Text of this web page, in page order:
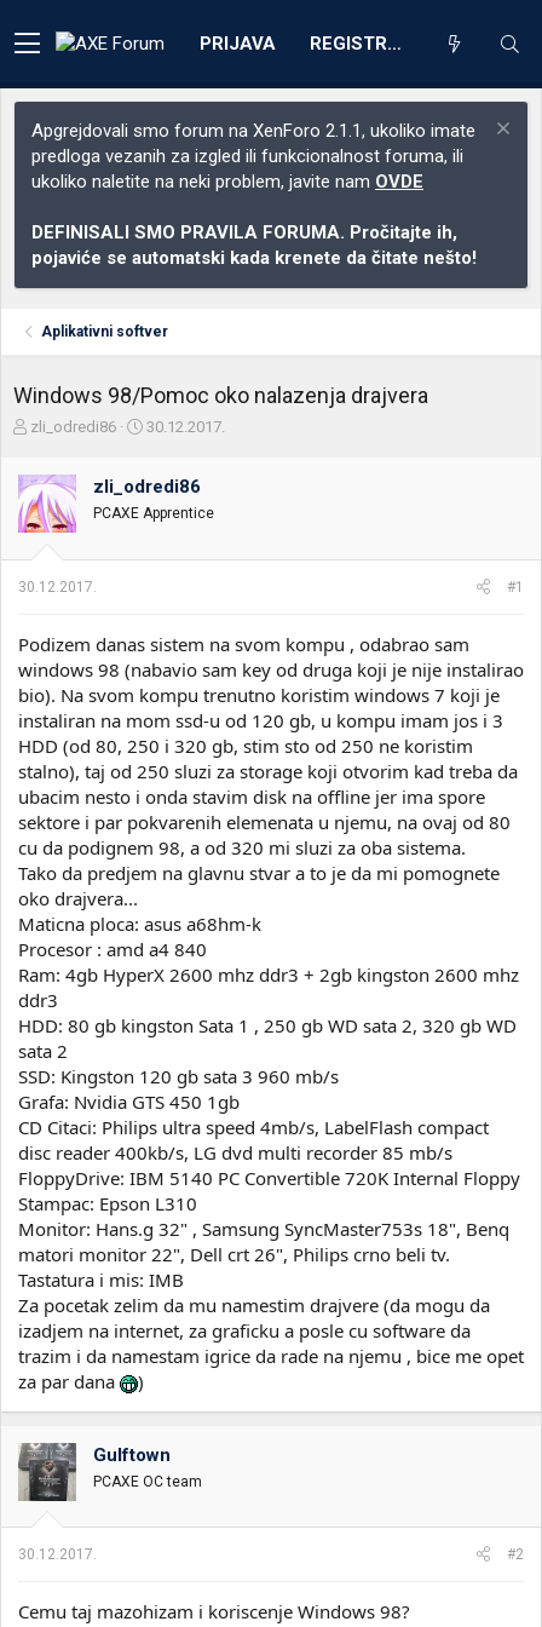
PRIJAVA REGISTRACIJA
Apgrejdovali smo forum na XenForo 2.1.1, ukoliko imate
predloga vezanih za izgled ili funkcionalnost foruma, ili
ukoliko naletite na neki problem, javite nam OVDE
DEFINISALI SMO PRAVILA FORUMA. Pročitajte ih,
pojaviće se automatski kada krenete da čitate nešto!
Aplikativni softver
Windows 98/Pomoc oko nalazenja drajvera
Z
e
t
n
i
k
m
e
zli_odredi86
D
u
m
o
a
a
30.12.2017.
zli_odredi86
PCAXE Apprentice
30.12.2017. #1
Podizem danas sistem na svom kompu , odabrao sam
windows 98 (nabavio sam key od druga koji je nije instalirao
bio). Na svom kompu trenutno koristim windows 7 koji je
instaliran na mom ssd-u od 120 gb, u kompu imam jos i 3
HDD (od 80, 250 i 320 gb, stim sto od 250 ne koristim
stalno), taj od 250 sluzi za storage koji otvorim kad treba da
ubacim nesto i onda stavim disk na offline jer ima spore
sektore i par pokvarenih elemenata u njemu, na ovaj od 80
cu da podignem 98, a od 320 mi sluzi za oba sistema.
Tako da predjem na glavnu stvar a to je da mi pomognete
oko drajvera...
Maticna ploca: asus a68hm-k
Procesor : amd a4 840
Ram: 4gb HyperX 2600 mhz ddr3 + 2gb kingston 2600 mhz
ddr3
HDD: 80 gb kingston Sata 1 , 250 gb WD sata 2, 320 gb WD
sata 2
SSD: Kingston 120 gb sata 3 960 mb/s
Grafa: Nvidia GTS 450 1gb
CD Citaci: Philips ultra speed 4mb/s, LabelFlash compact
disc reader 400kb/s, LG dvd multi recorder 85 mb/s
FloppyDrive: IBM 5140 PC Convertible 720K Internal Floppy
Stampac: Epson L310
Monitor: Hans.g 32" , Samsung SyncMaster753s 18", Benq
matori monitor 22", Dell crt 26", Philips crno beli tv.
Tastatura i mis: IMB
Za pocetak zelim da mu namestim drajvere (da mogu da
izadjem na internet, za graficku a posle cu software da
trazim i da namestam igrice da rade na njemu , bice me opet
za par dana
)
Gulftown
PCAXE OC team
30.12.2017. #2
Cemu taj mazohizam i koriscenje Windows 98?